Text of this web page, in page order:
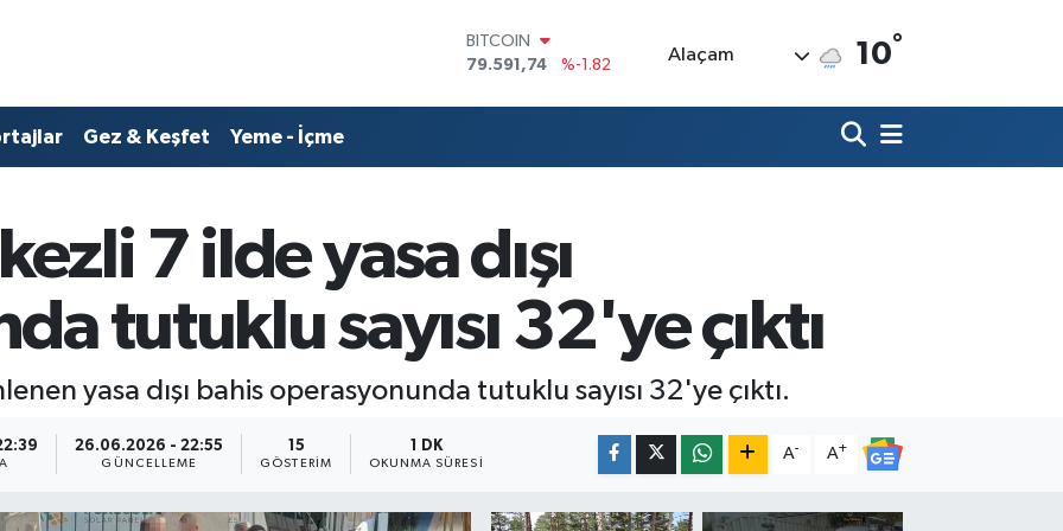
DOLAR
45,43620
%0.02
BİST100
14.598,00
BITCOIN
79.591,74
%-1.82
Alaçam 10°
Gez & Keşfet Yeme - İçme
7 ilde yasa dışı
tutuklu sayısı 32'ye çıktı
yasa dışı bahis operasyonunda tutuklu sayısı 32'ye çıktı.
26.06.2026 - 22:55
GÜNCELLEME
15
GÖSTERIM
1 DK
OKUNMA SÜRESI
A- A+